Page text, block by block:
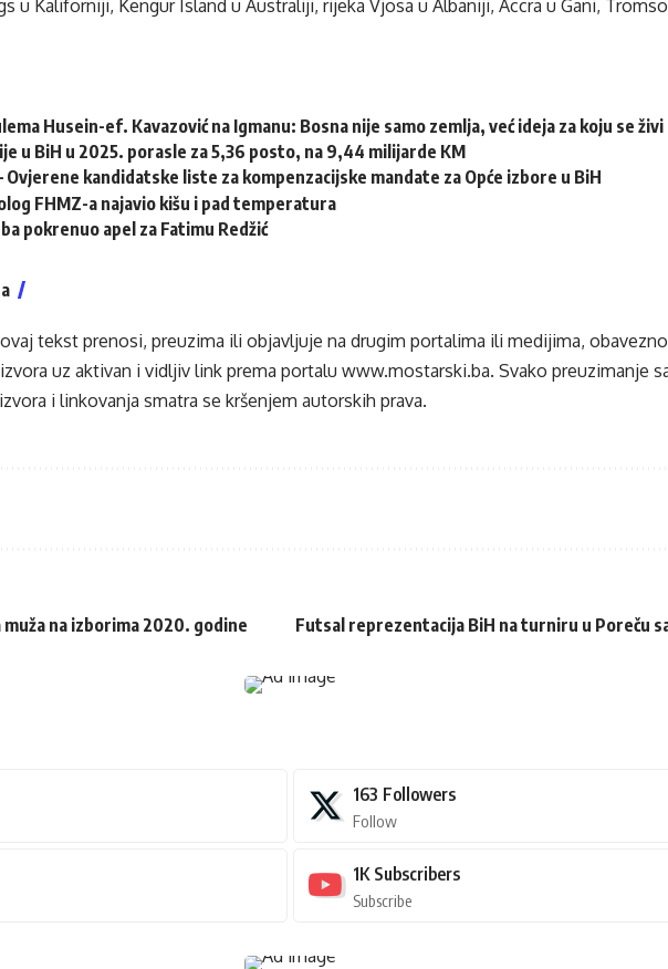
u Kaliforniji, Kengur Island u Australiji, rijeka Vjosa u Albaniji, Accra u Gani,
Husein-ef. Kavazović na Igmanu: Bosna nije samo zemlja, već ideja za koju se živi
u BiH u 2025. porasle za 5,36 posto, na 9,44 milijarde KM
Ovjerene kandidatske liste za kompenzacijske mandate za Opće izbore u BiH
FHMZ-a najavio kišu i pad temperatura
pokrenuo apel za Fatimu Redžić
tekst prenosi, preuzima ili objavljuje na drugim portalima ili medijima,
uz aktivan i vidljiv link prema portalu www.mostarski.ba. Svako preuzimanje
i linkovanja smatra se kršenjem autorskih prava.
na izborima 2020. godine Futsal reprezentacija BiH na turniru u Poreču
163 Followers
Follow
1K Subscribers
Subscribe